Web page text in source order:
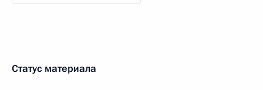
Статус материала